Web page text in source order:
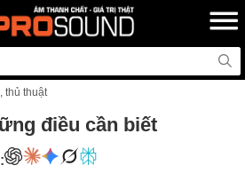
thủ thuật
điều cần biết